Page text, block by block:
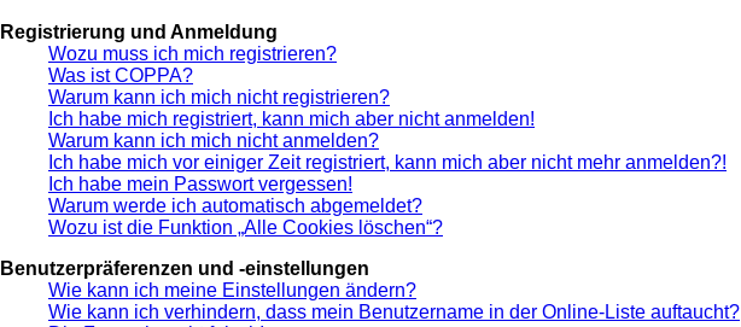
Registrierung und Anmeldung
Wozu muss ich mich registrieren?
Was ist COPPA?
Warum kann ich mich nicht registrieren?
Ich habe mich registriert, kann mich aber nicht anmelden!
Warum kann ich mich nicht anmelden?
Ich habe mich vor einiger Zeit registriert, kann mich aber nicht mehr anmelden?!
Ich habe mein Passwort vergessen!
Warum werde ich automatisch abgemeldet?
Wozu ist die Funktion „Alle Cookies löschen“?
Benutzerpräferenzen und -einstellungen
Wie kann ich meine Einstellungen ändern?
Wie kann ich verhindern, dass mein Benutzername in der Online-Liste auftaucht?